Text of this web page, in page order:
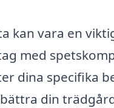
kan vara en
med
dina specifika
din